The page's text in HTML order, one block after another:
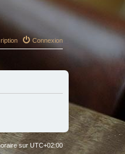
Connexion
sur UTC+02:00